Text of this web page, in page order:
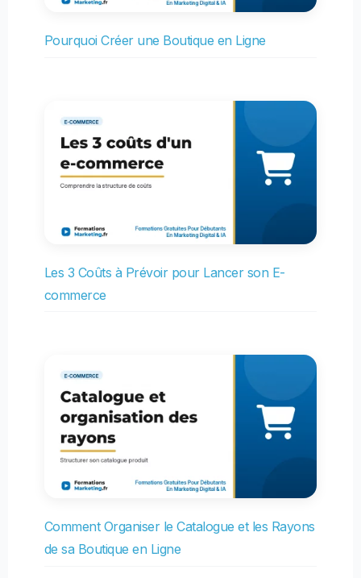
Pourquoi Créer une Boutique en Ligne
Les 3 Coûts à Prévoir pour Lancer son E-
commerce
Comment Organiser le Catalogue et les Rayons
de sa Boutique en Ligne